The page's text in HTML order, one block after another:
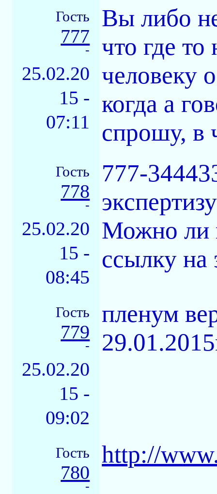
Гость
777
-
25.02.20
15 -
07:11
Вы либо
что где
человеку
когда а
спрошу, в
Гость
778
-
25.02.20
15 -
08:45
777-
Можно ли
ссылку на
Гость
779
-
25.02.20
15 -
09:02
пленум
Гость
780
-
http://